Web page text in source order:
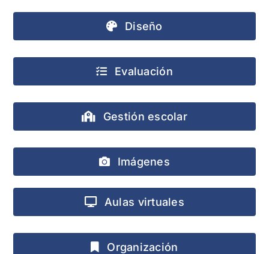
Diseño
Evaluación
Gestión escolar
Imágenes
Aulas virtuales
Organización